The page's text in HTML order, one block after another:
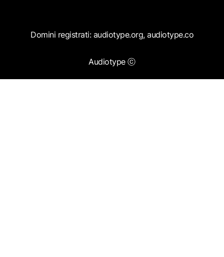
Domini registrati: audiotype.org, audiotype.co
Audiotype ⓒ